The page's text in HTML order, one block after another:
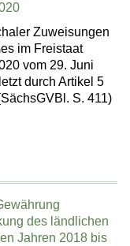
Zuweisungen
im Freistaat
vom 29. Juni
durch Artikel 5
S. 411)
des ländlichen
Jahren 2018 bis